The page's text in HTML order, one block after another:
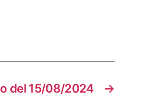
→
del 15/08/2024